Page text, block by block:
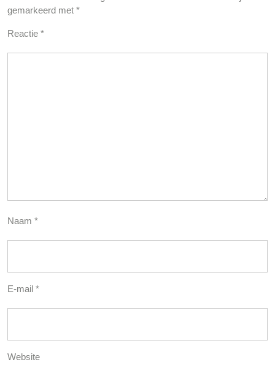
gemarkeerd met *
Reactie *
Naam *
E-mail *
Website